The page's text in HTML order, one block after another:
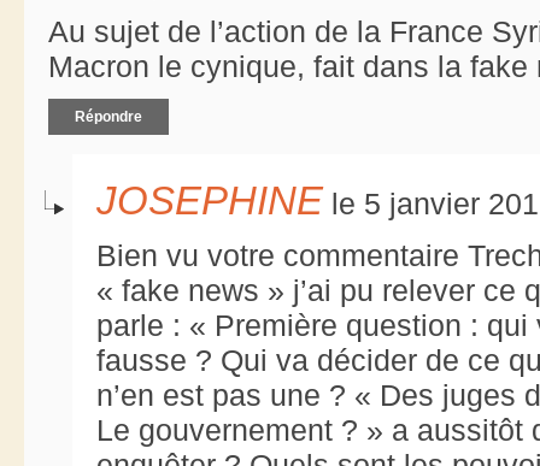
Au sujet de l’action de la France
Macron le cynique, fait dans la fake
Répondre
JOSEPHINE le 5 janvier
Bien vu votre commentaire
« fake news » j’ai pu relever ce
parle : « Première question :
fausse ? Qui va décider de ce
n’en est pas une ? « Des juges
Le gouvernement ? » a